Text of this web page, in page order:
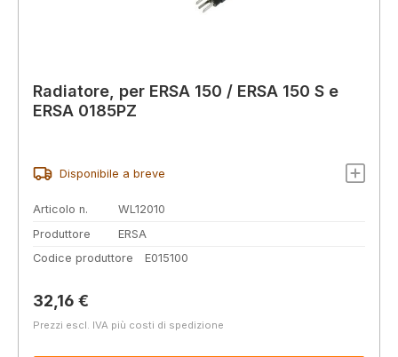
Radiatore, per ERSA 150 / ERSA 150 S e
ERSA 0185PZ
Disponibile a breve
Articolo n.
WL12010
Produttore
ERSA
Codice produttore
E015100
Prezzo normale:
32,16 €
Prezzi escl. IVA più costi di spedizione